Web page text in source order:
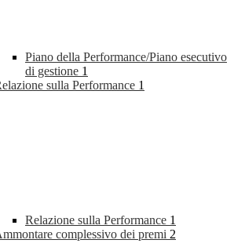
Piano della Performance/Piano esecutivo
di gestione 1
sulla Performance 1
Relazione sulla Performance 1
complessivo dei premi 2